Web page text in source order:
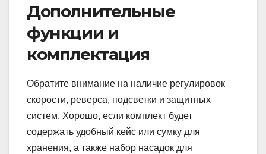
Дополнительные
функции и
комплектация
Обратите внимание на наличие регулировок
скорости, реверса, подсветки и защитных
систем. Хорошо, если комплект будет
содержать удобный кейс или сумку для
хранения, а также набор насадок для